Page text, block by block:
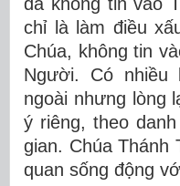
chỉ là làm điều
Chúa, không tin
Người. Có
ngoài nhưng lòng
ý riêng, theo
gian. Chúa
quan sống động